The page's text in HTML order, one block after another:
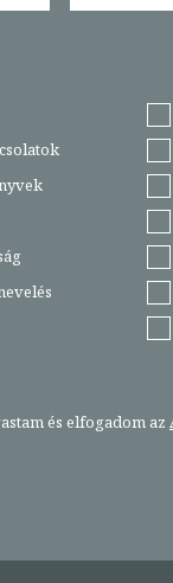
és elfogadom az